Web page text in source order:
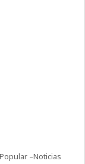
–Noticias